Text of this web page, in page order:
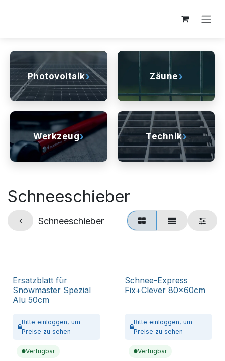
Photovoltaik› Zäune›
Werkzeug› Technik›
Schneeschieber
Schneeschieber
Ersatzblatt für
Snowmaster Spezial
Alu 50cm
Bitte einloggen, um
Preise zu sehen
Verfügbar
Schnee-Express
Fix+Clever 80x60cm
Bitte einloggen, um
Preise zu sehen
Verfügbar